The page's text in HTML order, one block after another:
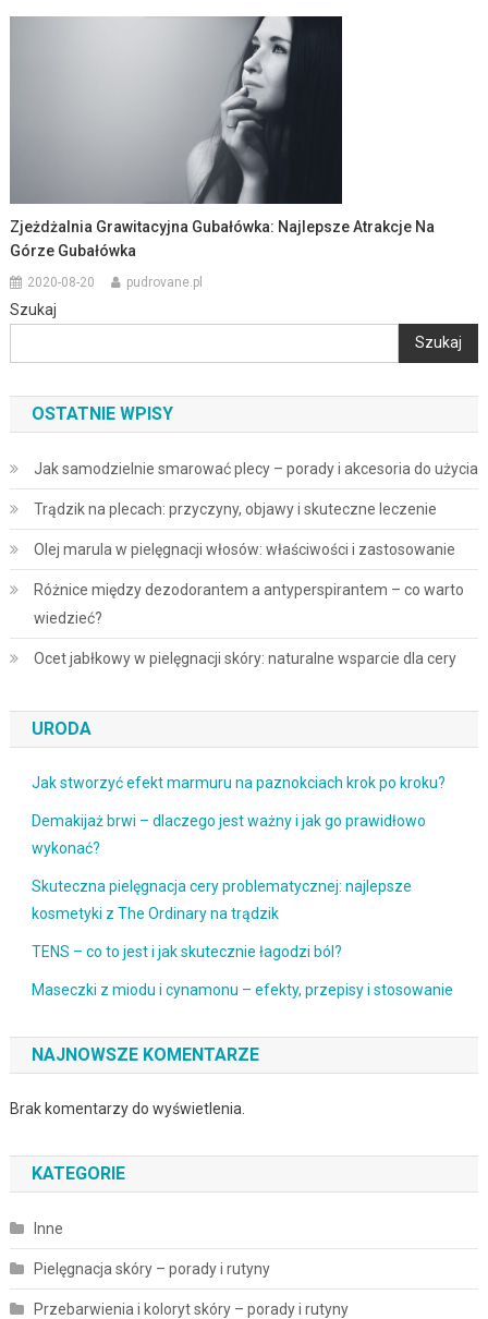
Zjeżdżalnia Grawitacyjna Gubałówka: Najlepsze Atrakcje Na
Górze Gubałówka
2020-08-20 pudrovane.pl
Szukaj
Szukaj
OSTATNIE WPISY
Jak samodzielnie smarować plecy – porady i akcesoria do użycia
Trądzik na plecach: przyczyny, objawy i skuteczne leczenie
Olej marula w pielęgnacji włosów: właściwości i zastosowanie
Różnice między dezodorantem a antyperspirantem – co warto
wiedzieć?
Ocet jabłkowy w pielęgnacji skóry: naturalne wsparcie dla cery
URODA
Jak stworzyć efekt marmuru na paznokciach krok po kroku?
Demakijaż brwi – dlaczego jest ważny i jak go prawidłowo
wykonać?
Skuteczna pielęgnacja cery problematycznej: najlepsze
kosmetyki z The Ordinary na trądzik
TENS – co to jest i jak skutecznie łagodzi ból?
Maseczki z miodu i cynamonu – efekty, przepisy i stosowanie
NAJNOWSZE KOMENTARZE
Brak komentarzy do wyświetlenia.
KATEGORIE
Inne
Pielęgnacja skóry – porady i rutyny
Przebarwienia i koloryt skóry – porady i rutyny